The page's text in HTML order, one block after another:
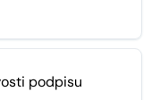
podpisu